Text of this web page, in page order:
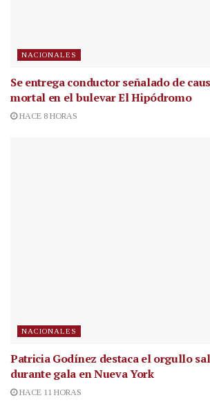
NACIONALES
Se entrega conductor señalado de
mortal en el bulevar El Hipódromo
HACE 8 HORAS
NACIONALES
Patricia Godínez destaca el orgullo
durante gala en Nueva York
HACE 11 HORAS